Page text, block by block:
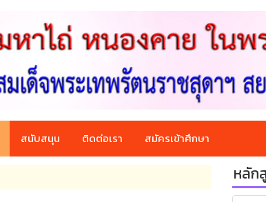
สนับสนุน ติดต่อเรา สมัครเข้าศึกษา
หลัก